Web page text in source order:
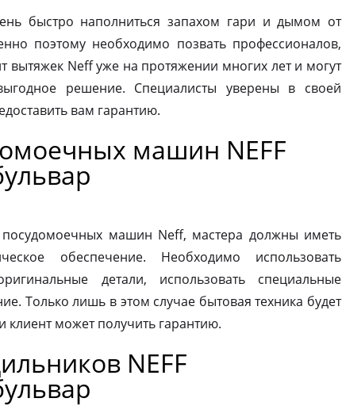
быстро наполниться запахом гари и дымом от
поэтому необходимо позвать профессионалов,
вытяжек Neff уже на протяжении многих лет и могут
решение. Специалисты уверены в своей
вам гарантию.
машин NEFF
машин Neff, мастера должны иметь
обеспечение. Необходимо использовать
детали, использовать специальные
Только лишь в этом случае бытовая техника будет
клиент может получить гарантию.
NEFF